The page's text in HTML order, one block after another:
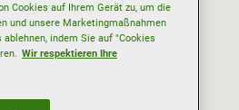
Cookies auf Ihrem Gerät zu, um die
und unsere Marketingmaßnahmen
indem Sie auf "Cookies
Wir respektieren Ihre